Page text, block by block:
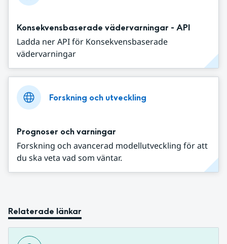
Konsekvensbaserade vädervarningar - API
Ladda ner API för Konsekvensbaserade
vädervarningar
Forskning och utveckling
Prognoser och varningar
Forskning och avancerad modellutveckling för att
du ska veta vad som väntar.
Relaterade länkar